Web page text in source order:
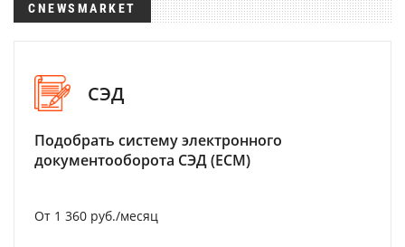
CNEWSMARKET
СЭД
Подобрать систему электронного
документооборота СЭД (ECM)
От 1 360 руб./месяц